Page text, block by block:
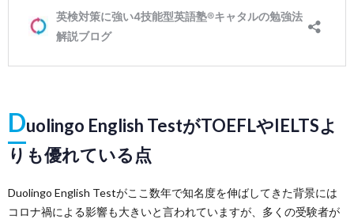
Duolingo English TestがTOEFLやIELTSよ
りも優れている点
Duolingo English Testがここ数年で知名度を伸ばしてきた背景には
コロナ禍による影響も大きいと言われていますが、多くの受験者が